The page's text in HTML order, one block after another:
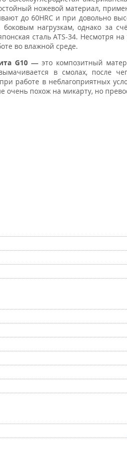
ножевой материал,
до 60HRC и при довольно
нагрузкам, однако за
сталь ATS-34. Несмотря
во влажной среде.
G10 —это композитный
в смолах, после
работе в неблагоприятных
очень похож на микарту, но